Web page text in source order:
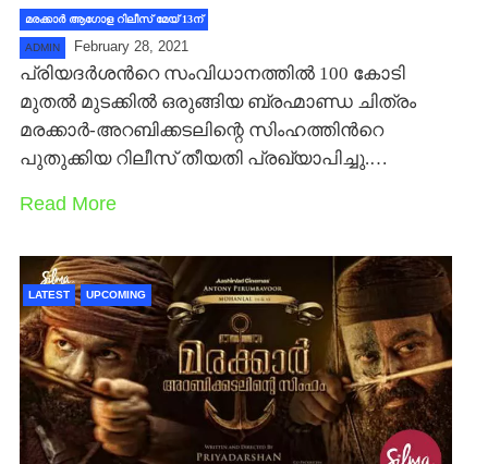
മരക്കാർ ആഗോള റിലീസ് മേയ് 13ന്
ADMIN February 28, 2021
പ്രിയദര്‍ശന്‍റെ സംവിധാനത്തില്‍ 100 കോടി
മുതല്‍ മുടക്കില്‍ ഒരുങ്ങിയ ബ്രഹ്മാണ്ഡ ചിത്രം
മരക്കാര്‍-അറബിക്കടലിന്റെ സിംഹത്തിന്‍റെ
പുതുക്കിയ റിലീസ് തീയതി പ്രഖ്യാപിച്ചു.…
Read More
LATEST UPCOMING